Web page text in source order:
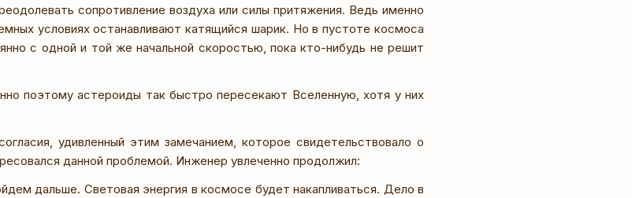
сопротивление воздуха или силы притяжения. Ведь именно
условиях останавливают катящийся шарик. Но в пустоте космоса
с одной и той же начальной скоростью, пока кто-нибудь не решит
поэтому астероиды так быстро пересекают Вселенную, хотя у них
удивленный этим замечанием, которое свидетельствовало о
данной проблемой. Инженер увлеченно продолжил:
дальше. Световая энергия в космосе будет накапливаться. Дело в